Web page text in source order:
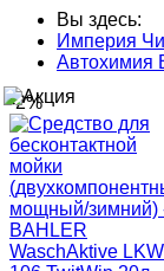
Вы здесь:
Империя
Автохимия
-2%